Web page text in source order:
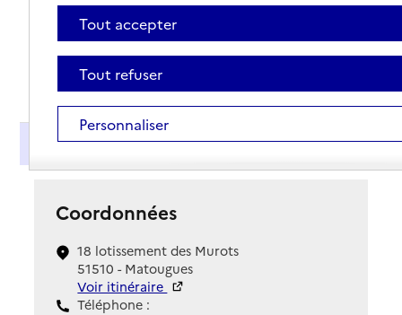
Présentation
Coordonnées
18 lotissement des Murots
51510 - Matougues
Voir itinéraire
Téléphone :
Tout accepter
Tout refuser
Personnaliser